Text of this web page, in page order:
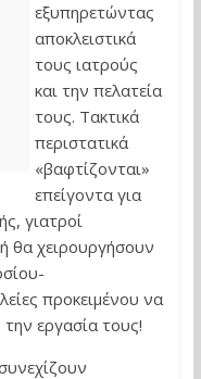
εξυπηρετώντας
αποκλειστικά
τους ιατρούς
και την πελατεία
τους. Τακτικά
περιστατικά
«βαφτίζονται»
επείγοντα για
γιατροί
θα χειρουργήσουν
προκειμένου να
εργασία τους!